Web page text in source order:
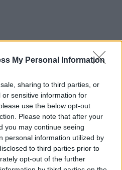
My Personal Information
sharing to third parties, or
sensitive information for
use the below opt-out
Please note that after your
you may continue seeing
personal information utilized by
to third parties prior to
opt-out of the further